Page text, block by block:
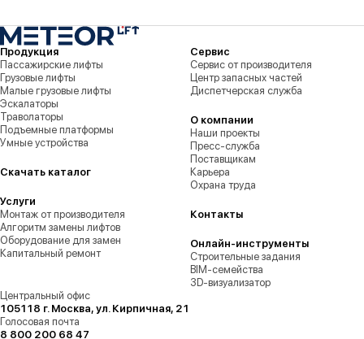
Продукция
Пассажирские лифты
Грузовые лифты
Малые грузовые лифты
Эскалаторы
Траволаторы
Подъемные платформы
Умные устройства
Скачать каталог
Услуги
Монтаж от производителя
Алгоритм замены лифтов
Оборудование для замен
Капитальный ремонт
Сервис
Сервис от производителя
Центр запасных частей
Диспетчерская служба
О компании
Наши проекты
Пресс-служба
Поставщикам
Карьера
Охрана труда
Контакты
Онлайн-инструменты
Строительные задания
BIM-семейства
3D-визуализатор
Центральный офис
105118 г. Москва, ул. Кирпичная, 21
Голосовая почта
8 800 200 68 47